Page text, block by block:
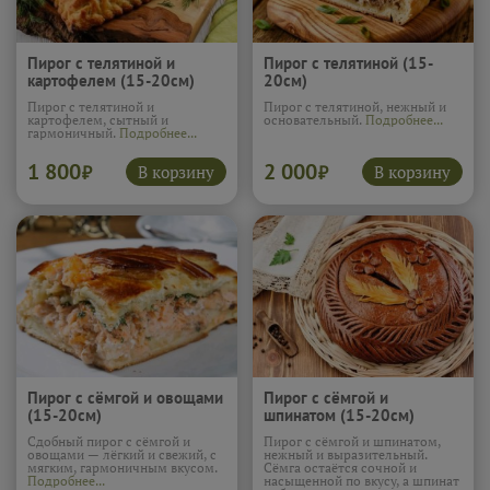
Пирог с телятиной и
картофелем (15-20см)
Пирог с телятиной и
картофелем, сытный и
гармоничный. Подробнее...
1 800₽ В корзину
Пирог с телятиной (15-
20см)
Пирог с телятиной, нежный и
основательный. Подробнее...
2 000₽ В корзину
Пирог с сёмгой и овощами
(15-20см)
Сдобный пирог с сёмгой и
овощами — лёгкий и свежий, с
мягким, гармоничным вкусом.
Подробнее...
Пирог с сёмгой и
шпинатом (15-20см)
Пирог с сёмгой и шпинатом,
нежный и выразительный.
Сёмга остаётся сочной и
насыщенной по вкусу, а шпинат